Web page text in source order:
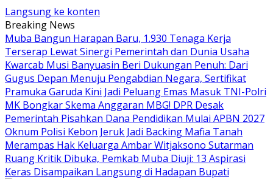
Langsung ke konten
Breaking News
Muba Bangun Harapan Baru, 1.930 Tenaga Kerja
Terserap Lewat Sinergi Pemerintah dan Dunia Usaha
Kwarcab Musi Banyuasin Beri Dukungan Penuh: Dari
Gugus Depan Menuju Pengabdian Negara, Sertifikat
Pramuka Garuda Kini Jadi Peluang Emas Masuk TNI-Polri
MK Bongkar Skema Anggaran MBG! DPR Desak
Pemerintah Pisahkan Dana Pendidikan Mulai APBN 2027
Oknum Polisi Kebon Jeruk Jadi Backing Mafia Tanah
Merampas Hak Keluarga Ambar Witjaksono Sutarman
Ruang Kritik Dibuka, Pemkab Muba Diuji: 13 Aspirasi
Keras Disampaikan Langsung di Hadapan Bupati